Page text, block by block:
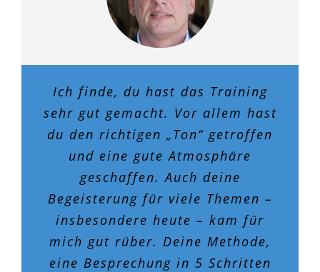
Ich finde, du hast das Training
sehr gut gemacht. Vor allem hast
du den richtigen „Ton“ getroffen
und eine gute Atmosphäre
geschaffen. Auch deine
Begeisterung für viele Themen –
insbesondere heute – kam für
mich gut rüber. Deine Methode,
eine Besprechung in 5 Schritten